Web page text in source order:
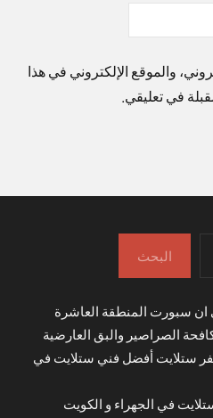
والموقع الإلكتروني في هذا
في تعليقي.
البحث
الصراصير والبق العارضية
ستلايت أفضل فني ستلايت في
في الجهراء و الكويت